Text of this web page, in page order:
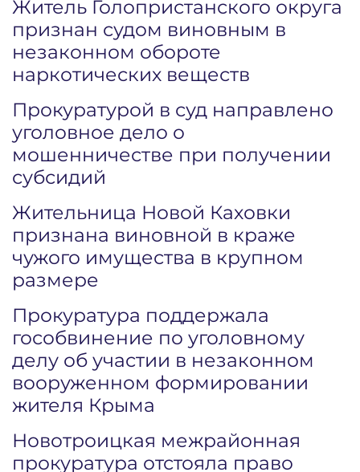
Житель Голопристанского округа
признан судом виновным в
незаконном обороте
наркотических веществ
Прокуратурой в суд направлено
уголовное дело о
мошенничестве при получении
субсидий
Жительница Новой Каховки
признана виновной в краже
чужого имущества в крупном
размере
Прокуратура поддержала
гособвинение по уголовному
делу об участии в незаконном
вооруженном формировании
жителя Крыма
Новотроицкая межрайонная
прокуратура отстояла право